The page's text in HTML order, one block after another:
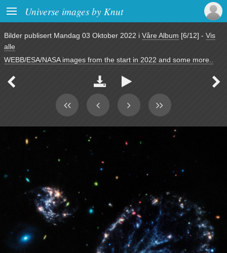
 Universe images by Knut
Bilder publisert Mandag 03 Oktober 2022 i Våre Album [6/12] - Vis
alle
WEBB/ESA/NASA images from the start in 2022 and some more..
   